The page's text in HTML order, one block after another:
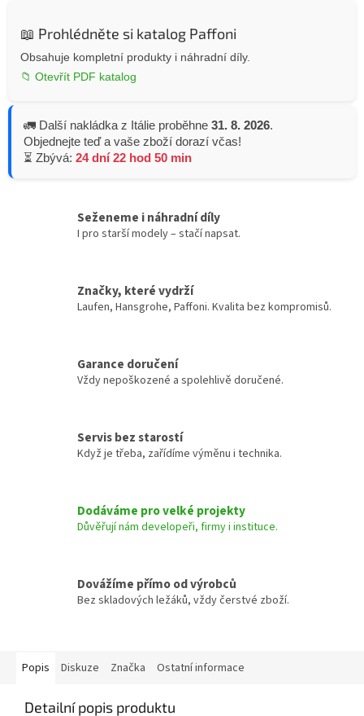
📖 Prohlédněte si katalog Paffoni
Obsahuje kompletní produkty i náhradní díly.
📁 Otevřít PDF katalog
🚛 Další nakládka z Itálie proběhne 31. 8. 2026.
Objednejte teď a vaše zboží dorazí včas!
⏳ Zbývá: 24 dní 22 hod 50 min
Seženeme i náhradní díly
I pro starší modely – stačí napsat.
Značky, které vydrží
Laufen, Hansgrohe, Paffoni. Kvalita bez kompromisů.
Garance doručení
Vždy nepoškozené a spolehlivě doručené.
Servis bez starostí
Když je třeba, zařídíme výměnu i technika.
Dodáváme pro velké projekty
Důvěřují nám developeři, firmy i instituce.
Dovážíme přímo od výrobců
Bez skladových ležáků, vždy čerstvé zboží.
Popis Diskuze Značka Ostatní informace
Detailní popis produktu